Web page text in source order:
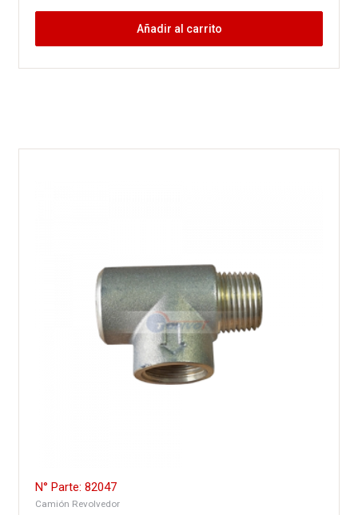
Añadir al carrito
N° Parte: 82047
Camión Revolvedor